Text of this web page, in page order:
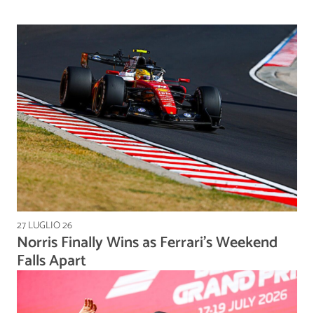
27 LUGLIO 26
Norris Finally Wins as Ferrari's Weekend
Falls Apart